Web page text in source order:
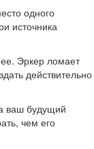
одного
источника
Эркер ломает
действительно
ваш будущий
чем его